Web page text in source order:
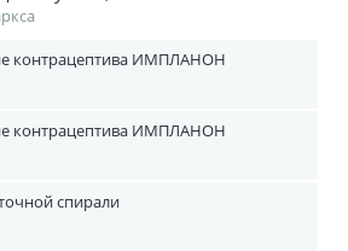
контрацептива ИМПЛАНОН
контрацептива ИМПЛАНОН
спирали